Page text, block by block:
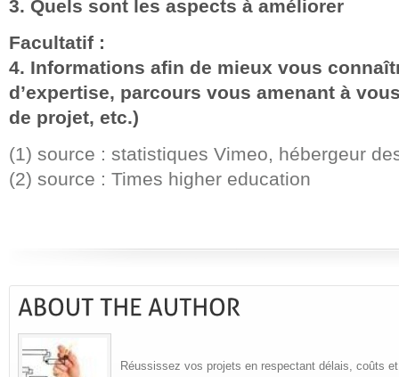
3. Quels sont les aspects à améliorer
Facultatif :
4. Informations afin de mieux vous
d’expertise, parcours vous amenant à
de projet, etc.)
(1) source : statistiques Vimeo, hébergeur
(2) source : Times higher education
Réussissez vos projets en respectant délais, coûts